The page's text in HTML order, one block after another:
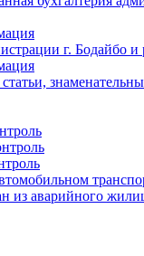
г. Бодайбо и
из аварийного